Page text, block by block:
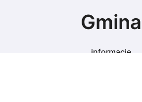
Gmina
informacje